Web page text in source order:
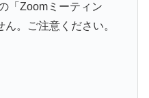
「Zoomミーティン
。ご注意ください。